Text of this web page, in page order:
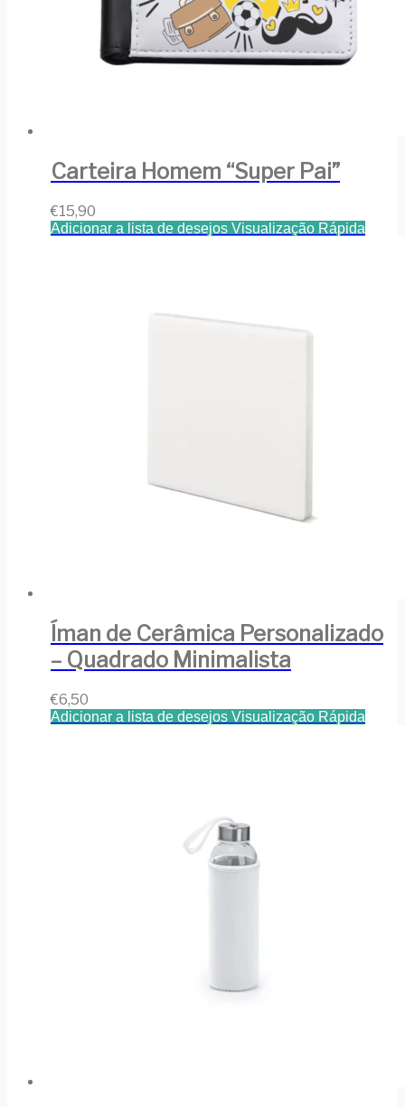
Carteira Homem “Super Pai”
€15,90
Adicionar a lista de desejos Visualização Rápida
Íman de Cerâmica Personalizado
– Quadrado Minimalista
€6,50
Adicionar a lista de desejos Visualização Rápida